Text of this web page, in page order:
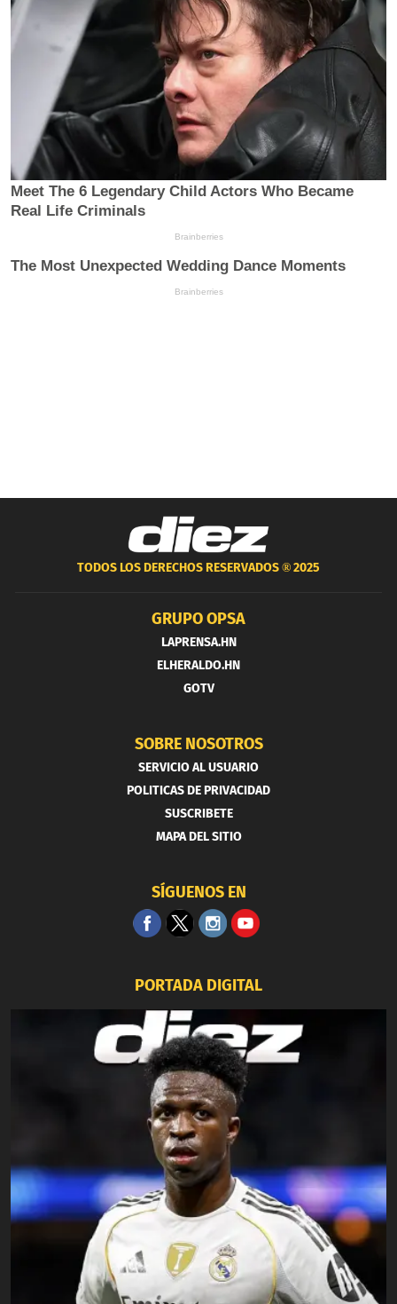
TODOS LOS DERECHOS RESERVADOS ®2025
GRUPO OPSA
LAPRENSA.HN
ELHERALDO.HN
GOTV
SOBRE NOSOTROS
SERVICIO AL USUARIO
POLITICAS DE PRIVACIDAD
SUSCRIBETE
MAPA DEL SITIO
SÍGUENOS EN
PORTADA DIGITAL